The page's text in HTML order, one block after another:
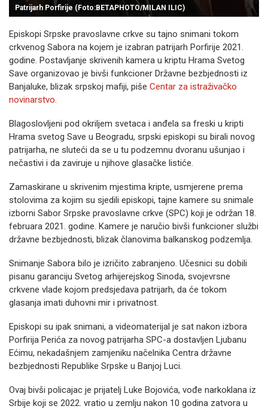
Patrijarh Porfirije (Foto:BETAPHOTO/MILAN ILIC)
Episkopi Srpske pravoslavne crkve su tajno snimani tokom
crkvenog Sabora na kojem je izabran patrijarh Porfirije 2021.
godine. Postavljanje skrivenih kamera u kriptu Hrama Svetog
Save organizovao je bivši funkcioner Državne bezbjednosti iz
Banjaluke, blizak srpskoj mafiji, piše Centar za istraživačko
novinarstvo.
Blagoslovljeni pod okriljem svetaca i anđela sa freski u kripti
Hrama svetog Save u Beogradu, srpski episkopi su birali novog
patrijarha, ne sluteći da se u tu podzemnu dvoranu ušunjao i
nečastivi i da zaviruje u njihove glasačke listiće.
Zamaskirane u skrivenim mjestima kripte, usmjerene prema
stolovima za kojim su sjedili episkopi, tajne kamere su snimale
izborni Sabor Srpske pravoslavne crkve (SPC) koji je održan 18.
februara 2021. godine. Kamere je naručio bivši funkcioner službi
državne bezbjednosti, blizak članovima balkanskog podzemlja.
Snimanje Sabora bilo je izričito zabranjeno. Učesnici su dobili
pisanu garanciju Svetog arhijerejskog Sinoda, svojevrsne
crkvene vlade kojom predsjedava patrijarh, da će tokom
glasanja imati duhovni mir i privatnost.
Episkopi su ipak snimani, a videomaterijal je sat nakon izbora
Porfirija Perića za novog patrijarha SPC-a dostavljen Ljubanu
Ećimu, nekadašnjem zamjeniku načelnika Centra državne
bezbjednosti Republike Srpske u Banjoj Luci.
Ovaj bivši policajac je prijatelj Luke Bojovića, vođe narkoklana iz
Srbije koji se 2022. vratio u zemlju nakon 10 godina zatvora u